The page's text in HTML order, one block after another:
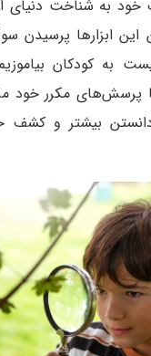
خود به شناخت دنیای
این ابزارها
به کودکان
پرسش‌های مکرر خود ما
بیشتر و کشف